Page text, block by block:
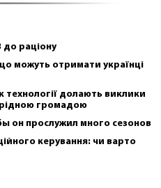
до раціону
можуть отримати українці
технології долають виклики
рідною громадою
он прослужил много сезонов
керування: чи варто